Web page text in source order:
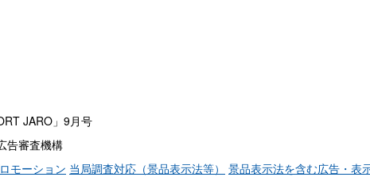
JARO」9月号
告審査機構
モーション 当局調査対応（景品表示法等）
景品表示法を含む広告・表